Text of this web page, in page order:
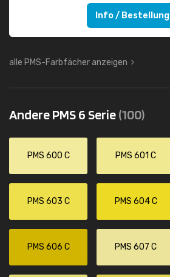
Info / Bestellung
alle PMS-Farbfächer anzeigen
Andere PMS 6 Serie(100)
PMS 600 C PMS 601 C
PMS 603 C PMS 604 C
PMS 606 C PMS 607 C